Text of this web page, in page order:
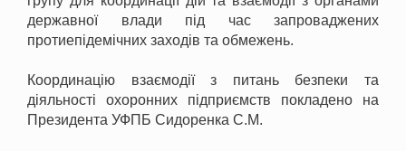
державної влади під час запроваджених
протиепідемічних заходів та обмежень.
Координацію взаємодії з питань безпеки та
діяльності охоронних підприємств покладено на
Президента УФПБ Сидоренка С.М.